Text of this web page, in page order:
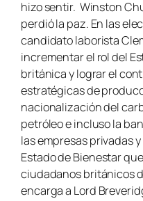
hizo sentir. Winston
perdió la paz. En las
candidato laborista
incrementar el rol del
británica y lograr el
estratégicas de
nacionalización del
petróleo e incluso la
las empresas privadas
Estado de Bienestar
ciudadanos británicos
encarga a Lord